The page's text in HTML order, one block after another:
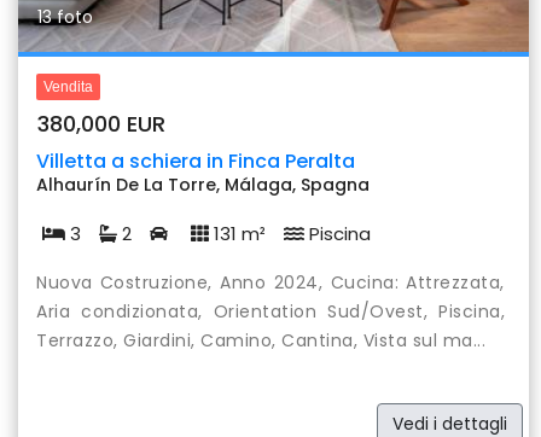
13 foto
Vendita
380,000 EUR
Villetta a schiera in Finca Peralta
Alhaurín De La Torre, Málaga, Spagna
3 2 131 m² Piscina
Nuova Costruzione, Anno 2024, Cucina: Attrezzata,
Aria condizionata, Orientation Sud/Ovest, Piscina,
Terrazzo, Giardini, Camino, Cantina, Vista sul ma...
Vedi i dettagli